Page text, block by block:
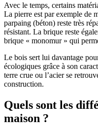
Avec le temps, certains
La pierre est par exemple de
parpaing (béton) reste très
résistant. La brique reste
brique « monomur » qui
Le bois sert lui davantage
écologiques grâce à son
terre crue ou l’acier se
construction.
Quels sont les
maison ?